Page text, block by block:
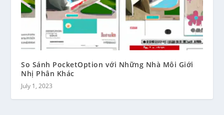
So Sánh PocketOption với Những Nhà Môi Giới
Nhị Phân Khác
July 1, 2023